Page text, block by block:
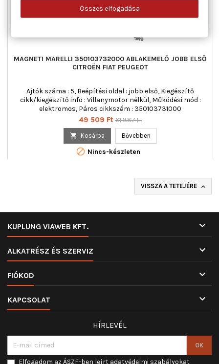
MAGNETI MARELLI 350103732000 ABLAKEMELŐ JOBB ELSŐ
CITROËN FIAT PEUGEOT
Ajtók száma : 5, Beépítési oldal : jobb első, Kiegészítő
cikk/kiegészítő info : Villanymotor nélkül, Működési mód :
elektromos, Páros cikkszám : 350103731000
Ár
49 509 Ft Normál
61 887 Ft
 Kosárba Bővebben
 Nincs-készleten
VISSZA A TETEJÉRE 
KUPLUNG VIAWEB KFT. 
ALKATRÉSZ ÉS SZERVIZ 
FIÓKOD 
KAPCSOLAT 
HÍRLEVÉL
Elfogadom az ÁSZF-ben leírt adatvédelmi szabályokat
Összes elfogadása